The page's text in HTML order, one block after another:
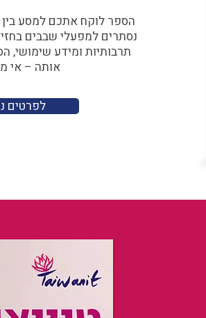
הספר לוקח אתכם למסע בין
נסתרים למפעלי שבבים
תרבותיות ומידע שימושי,
אותה – אי
לפרטים